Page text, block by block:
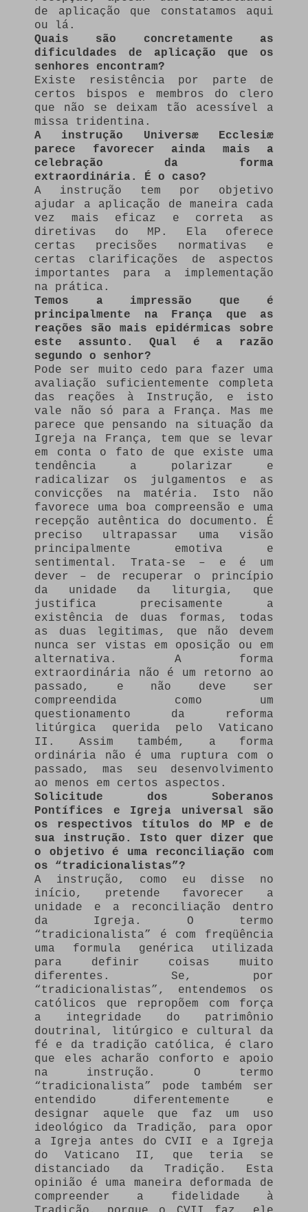
de aplicação que constatamos aqui
ou lá.
Quais são concretamente as
dificuldades de aplicação que os
senhores encontram?
Existe resistência por parte de
certos bispos e membros do clero
que não se deixam tão acessível a
missa tridentina.
A instrução Universæ Ecclesiæ
parece favorecer ainda mais a
celebração da forma
extraordinária. É o caso?
A instrução tem por objetivo
ajudar a aplicação de maneira cada
vez mais eficaz e correta as
diretivas do MP. Ela oferece
certas precisões normativas e
certas clarificações de aspectos
importantes para a implementação
na prática.
Temos a impressão que é
principalmente na França que as
reações são mais epidérmicas sobre
este assunto. Qual é a razão
segundo o senhor?
Pode ser muito cedo para fazer uma
avaliação suficientemente completa
das reações à Instrução, e isto
vale não só para a França. Mas me
parece que pensando na situação da
Igreja na França, tem que se levar
em conta o fato de que existe uma
tendência a polarizar e
radicalizar os julgamentos e as
convicções na matéria. Isto não
favorece uma boa compreensão e uma
recepção autêntica do documento. É
preciso ultrapassar uma visão
principalmente emotiva e
sentimental. Trata-se – e é um
dever – de recuperar o princípio
da unidade da liturgia, que
justifica precisamente a
existência de duas formas, todas
as duas legitimas, que não devem
nunca ser vistas em oposição ou em
alternativa. A forma
extraordinária não é um retorno ao
passado, e não deve ser
compreendida como um
questionamento da reforma
litúrgica querida pelo Vaticano
II. Assim também, a forma
ordinária não é uma ruptura com o
passado, mas seu desenvolvimento
ao menos em certos aspectos.
Solicitude dos Soberanos
Pontífices e Igreja universal são
os respectivos títulos do MP e de
sua instrução. Isto quer dizer que
o objetivo é uma reconciliação com
os “tradicionalistas”?
A instrução, como eu disse no
início, pretende favorecer a
unidade e a reconciliação dentro
da Igreja. O termo
“tradicionalista” é com freqüência
uma formula genérica utilizada
para definir coisas muito
diferentes. Se, por
“tradicionalistas”, entendemos os
católicos que repropõem com força
a integridade do patrimônio
doutrinal, litúrgico e cultural da
fé e da tradição católica, é claro
que eles acharão conforto e apoio
na instrução. O termo
“tradicionalista” pode também ser
entendido diferentemente e
designar aquele que faz um uso
ideológico da Tradição, para opor
a Igreja antes do CVII e a Igreja
do Vaticano II, que teria se
distanciado da Tradição. Esta
opinião é uma maneira deformada de
compreender a fidelidade à